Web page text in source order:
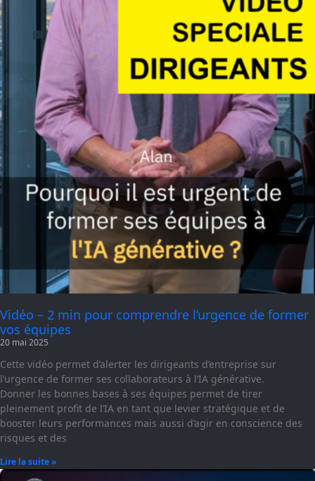
Vidéo – 2 min pour comprendre l’urgence de former
vos équipes
20 mai 2025
Cette vidéo permet d’alerter les dirigeants d’entreprise sur
l’urgence de former ses collaborateurs à l’IA générative.
Donner les bonnes bases à ses équipes permet de tirer
pleinement profit de l’IA en tant que levier stratégique et de
booster leurs performances mais aussi d’agir en conscience des
risques et des
Lire la suite »